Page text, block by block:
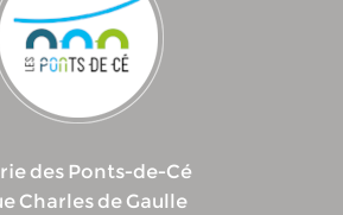
des Ponts-de-Cé
Charles de Gaulle